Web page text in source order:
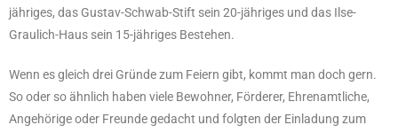
jähriges, das Gustav-Schwab-Stift sein 20-jähriges und das Ilse-
Graulich-Haus sein 15-jähriges Bestehen.
Wenn es gleich drei Gründe zum Feiern gibt, kommt man doch gern.
So oder so ähnlich haben viele Bewohner, Förderer, Ehrenamtliche,
Angehörige oder Freunde gedacht und folgten der Einladung zum